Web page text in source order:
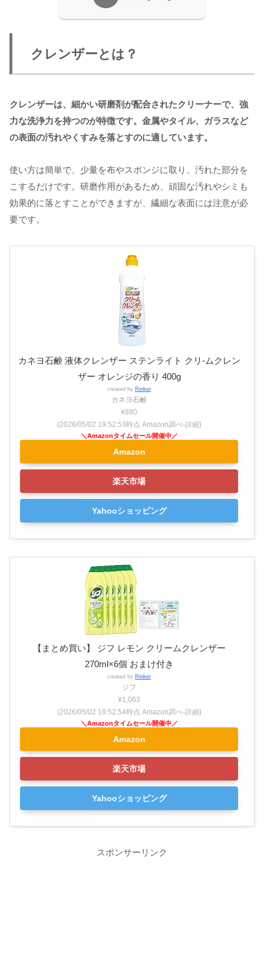
クレンザーとは？
クレンザーは、細かい研磨剤が配合されたクリーナーで、強
力な洗浄力を持つのが特徴です。金属やタイル、ガラスなど
の表面の汚れやくすみを落とすのに適しています。
使い方は簡単で、少量を布やスポンジに取り、汚れた部分を
こするだけです。研磨作用があるため、頑固な汚れやシミも
効果的に落とすことができますが、繊細な表面には注意が必
要です。
カネヨ石鹸 液体クレンザー ステンライト クリ-ムクレン
ザー オレンジの香り 400g
created by Rinker
カネヨ石鹸
¥880
(2026/05/02 19:52:53時点 Amazon調べ-詳細)
Amazon
楽天市場
Yahooショッピング
【まとめ買い】 ジフ レモン クリームクレンザー
270ml×6個 おまけ付き
created by Rinker
ジフ
¥1,063
(2026/05/02 19:52:54時点 Amazon調べ-詳細)
Amazon
楽天市場
Yahooショッピング
スポンサーリンク